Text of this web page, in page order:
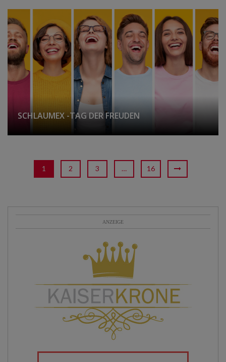
SCHLAUMEX -TAG DER FREUDEN
1 2 3 … 16
ANZEIGE